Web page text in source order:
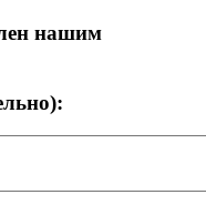
нашим